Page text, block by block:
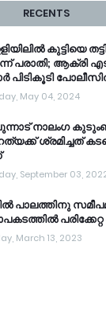
RECENTS
ഉളിയിലിൽ കുട്ടിയെ
പരാതി; ആക്രി
പിടികൂടി
May 04, 2024
പുന്നാട് നാലംഗ
ശ്രമിച്ചത്
September 03,
പാലത്തിനു
March 13, 2023